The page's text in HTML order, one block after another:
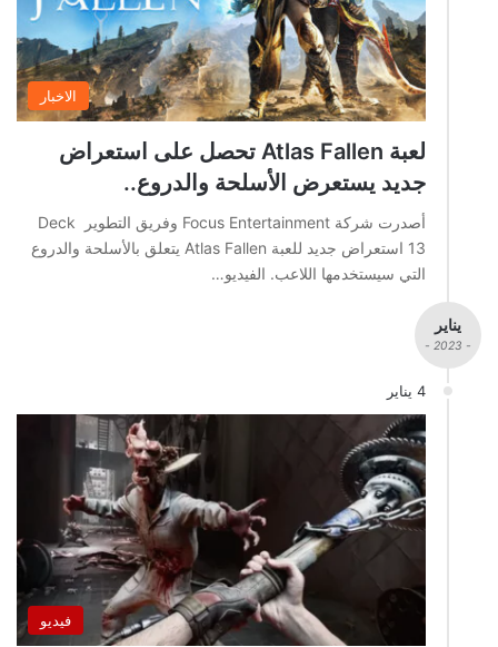
الاخبار
لعبة Atlas Fallen تحصل على استعراض
جديد يستعرض الأسلحة والدروع..
أصدرت شركة Focus Entertainment وفريق التطوير Deck
13 استعراض جديد للعبة Atlas Fallen يتعلق بالأسلحة والدروع
التي سيستخدمها اللاعب. الفيديو…
يناير
- 2023 -
4 يناير
فيديو